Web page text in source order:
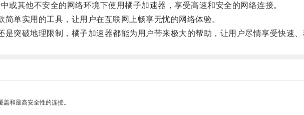
其他不安全的网络环境下使用橘子加速器，享受高速和安全的网络连接。
单实用的工具，让用户在互联网上畅享无忧的网络体验。
破地理限制，橘子加速器都能为用户带来极大的帮助，让用户尽情享受快速、
和最高安全性的连接。